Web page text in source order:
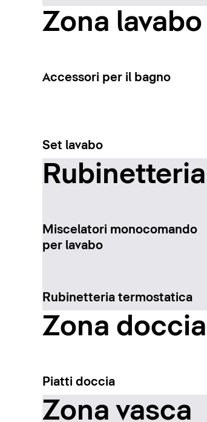
Zona lavabo
Accessori per il bagno
Set lavabo
Miscelatori monocomando
per lavabo
Rubinetteria termostatica
Zona doccia
Piatti doccia
Zona vasca